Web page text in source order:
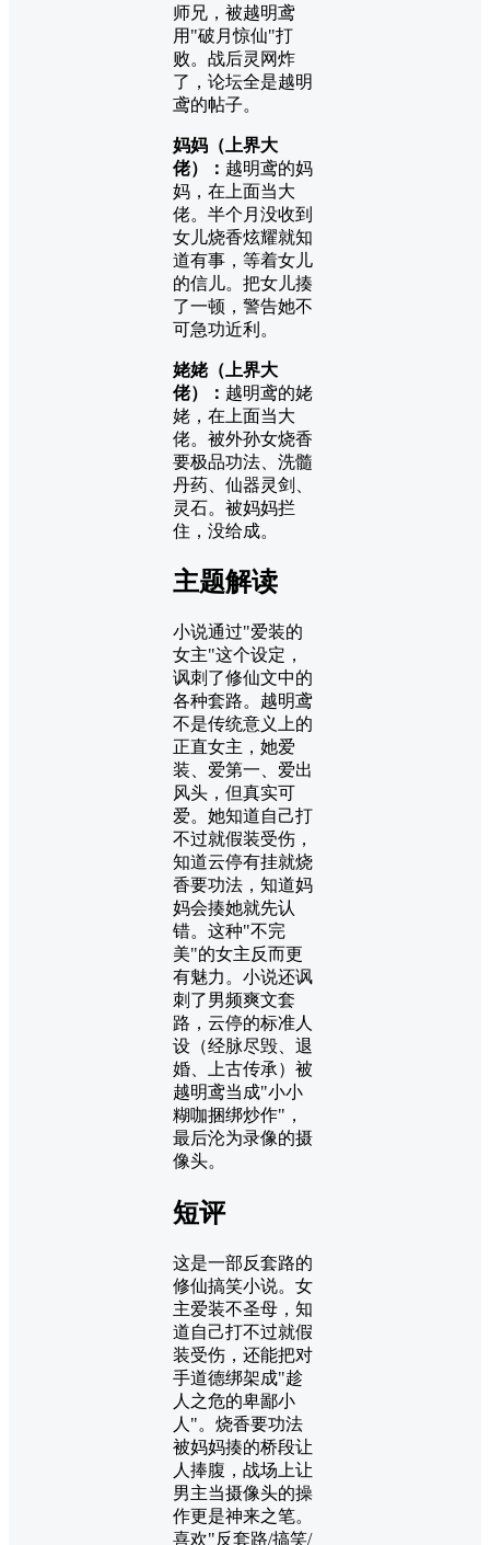
师兄，被越明鸢
用"破月惊仙"打
败。战后灵网炸
了，论坛全是越明
鸢的帖子。
妈妈（上界大
佬）： 越明鸢的妈
妈，在上面当大
佬。半个月没收到
女儿烧香炫耀就知
道有事，等着女儿
的信儿。把女儿揍
了一顿，警告她不
可急功近利。
姥姥（上界大
佬）： 越明鸢的姥
姥，在上面当大
佬。被外孙女烧香
要极品功法、洗髓
丹药、仙器灵剑、
灵石。被妈妈拦
住，没给成。
主题解读
小说通过"爱装的
女主"这个设定，
讽刺了修仙文中的
各种套路。越明鸢
不是传统意义上的
正直女主，她爱
装、爱第一、爱出
风头，但真实可
爱。她知道自己打
不过就假装受伤，
知道云停有挂就烧
香要功法，知道妈
妈会揍她就先认
错。这种"不完
美"的女主反而更
有魅力。小说还讽
刺了男频爽文套
路，云停的标准人
设（经脉尽毁、退
婚、上古传承）被
越明鸢当成"小小
糊咖捆绑炒作"，
最后沦为录像的摄
像头。
短评
这是一部反套路的
修仙搞笑小说。女
主爱装不圣母，知
道自己打不过就假
装受伤，还能把对
手道德绑架成"趁
人之危的卑鄙小
人"。烧香要功法
被妈妈揍的桥段让
人捧腹，战场上让
男主当摄像头的操
作更是神来之笔。
喜欢"反套路/搞笑/